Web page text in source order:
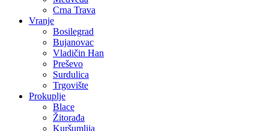
Crna Trava
Vranje
Bosilegrad
Bujanovac
Vladičin Han
Preševo
Surdulica
Trgovište
Prokuplje
Blace
Žitorađa
Kuršumlija